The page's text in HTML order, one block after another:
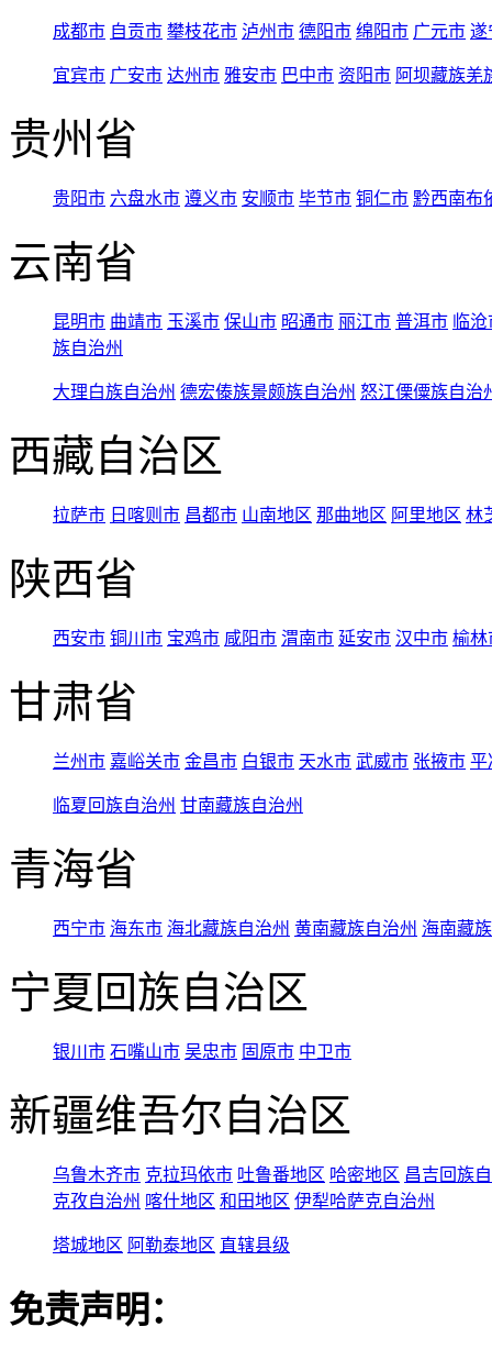
成都市 自贡市 攀枝花市 泸州市 德阳市 绵阳市 广元市 遂
宜宾市 广安市 达州市 雅安市 巴中市 资阳市 阿坝藏族羌
贵州省
贵阳市 六盘水市 遵义市 安顺市 毕节市 铜仁市 黔西南布
云南省
昆明市 曲靖市 玉溪市 保山市 昭通市 丽江市 普洱市 临
族自治州
大理白族自治州 德宏傣族景颇族自治州 怒江傈僳族自治
西藏自治区
拉萨市 日喀则市 昌都市 山南地区 那曲地区 阿里地区 林
陕西省
西安市 铜川市 宝鸡市 咸阳市 渭南市 延安市 汉中市 榆林
甘肃省
兰州市 嘉峪关市 金昌市 白银市 天水市 武威市 张掖市 平
临夏回族自治州 甘南藏族自治州
青海省
西宁市 海东市 海北藏族自治州 黄南藏族自治州 海南藏
宁夏回族自治区
银川市 石嘴山市 吴忠市 固原市 中卫市
新疆维吾尔自治区
乌鲁木齐市 克拉玛依市 吐鲁番地区 哈密地区 昌吉回族
克孜自治州 喀什地区 和田地区 伊犁哈萨克自治州
塔城地区 阿勒泰地区 直辖县级
免责声明：